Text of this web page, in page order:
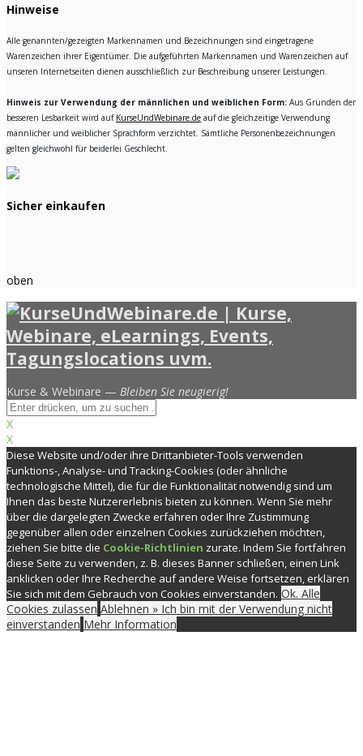
Hinweise
Alle genannten/gezeigten Markennamen und Bezeichnungen sind eingetragene
Warenzeichen ihrer Eigentümer. Die aufgeführten Markennamen und Warenzeichen auf
unseren Internetseiten dienen ausschließlich zur Beschreibung unserer Leistungen.
Hinweis zur Verwendung der männlichen und weiblichen Form: Aus Gründen der
besseren Lesbarkeit wird auf KurseUndWebinare.de auf die gleichzeitige Verwendung
männlicher und weiblicher Sprachform verzichtet. Sämtliche Personenbezeichnungen
gelten gleichwohl für beiderlei Geschlecht.
Sicher einkaufen
oben
Kurse & Webinare — Bleiben Sie neugierig!
X
X
Diese Website und/oder ihre Drittanbieter-Tools verwenden
Funktions-, Analyse- und Tracking-Cookies (oder ähnliche
technologische Mittel), die für die Funktionalität notwendig sind um
Ihnen das beste Nutzererlebnis bieten zu können. Wenn Sie mehr
über die dargelegten Zwecke erfahren oder Ihre Zustimmung
gegenüber allen oder einzelnen Cookies zurückziehen möchten,
ziehen Sie bitte die Cookie-Richtlinien zurate. Indem Sie fortfahren
diese Seite zu verwenden, z. B. dieses Banner schließen, einen Link
anklicken oder Ihre Recherche auf andere Weise fortsetzen, erklären
Sie sich mit dem Gebrauch von Cookies einverstanden. Ok. Alle
Cookies zulassen Ablehnen » Ich bin mit der Verwendung nicht
einverstanden Mehr Information